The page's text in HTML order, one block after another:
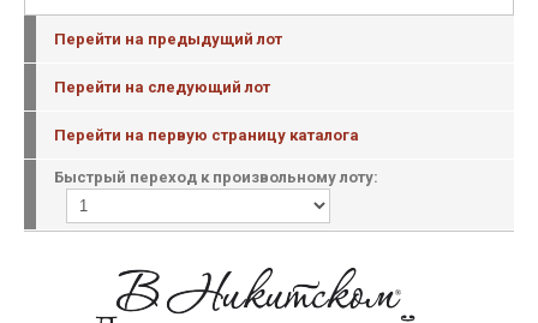
Перейти на предыдущий лот
Перейти на следующий лот
Перейти на первую страницу каталога
Быстрый переход к произвольному лоту: